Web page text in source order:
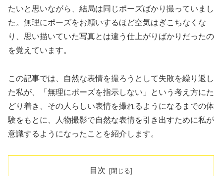
たいと思いながら、結局は同じポーズばかり撮っていまし
た。無理にポーズをお願いするほど空気はぎこちなくな
り、思い描いていた写真とは違う仕上がりばかりだったの
を覚えています。
この記事では、自然な表情を撮ろうとして失敗を繰り返し
た私が、「無理にポーズを指示しない」という考え方にた
どり着き、その人らしい表情を撮れるようになるまでの体
験をもとに、人物撮影で自然な表情を引き出すために私が
意識するようになったことを紹介します。
目次